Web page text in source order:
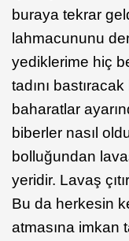
buraya tekrar
lahmacununu
yediklerime hiç
tadını
baharatlar
biberler nasıl
bolluğundan
yeridir. Lavaş
Bu da herkesin
atmasına imkan